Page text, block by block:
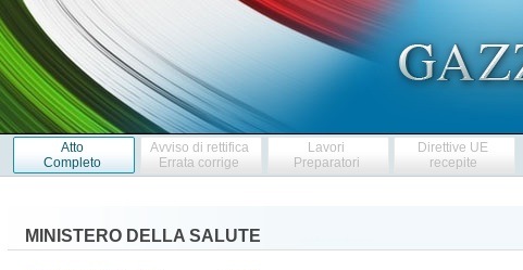
Atto
Completo
Avviso di rettifica
Errata corrige
Lavori
Preparatori
Direttive UE
recepite
MINISTERO DELLA SALUTE